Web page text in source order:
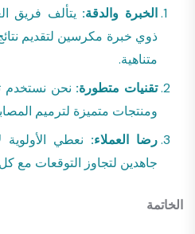
الخبرة والدقة: يتألف فريق
ذوي خبرة مكرسين لتقديم
متناهية.
تقنيات متطورة: نحن نستخدم
ومنتجات متميزة لترميم
رضا العملاء: نعطي الأولوية
جاهدين لتجاوز التوقعات مع
الخاتمة